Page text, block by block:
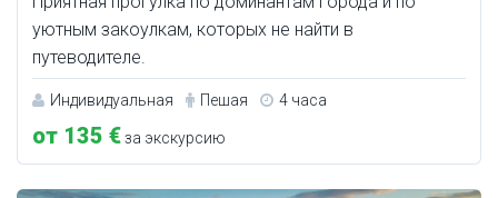
уютным закоулкам, которых не найти в
путеводителе.
Индивидуальная Пешая 4 часа
от 135 €за экскурсию